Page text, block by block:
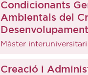
Condicionants
Ambientals del
Desenvolupament
Màster interuniversitari
Creació i